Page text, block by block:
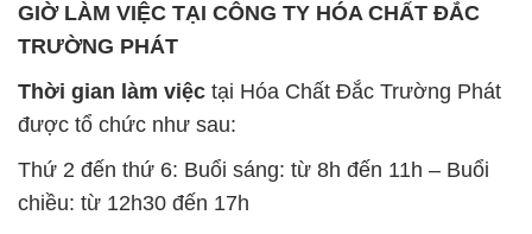
GIỜ LÀM VIỆC TẠI CÔNG TY HÓA CHẤT ĐẮC
TRƯỜNG PHÁT
Thời gian làm việc tại Hóa Chất Đắc Trường Phát
được tổ chức như sau:
Thứ 2 đến thứ 6: Buổi sáng: từ 8h đến 11h – Buổi
chiều: từ 12h30 đến 17h